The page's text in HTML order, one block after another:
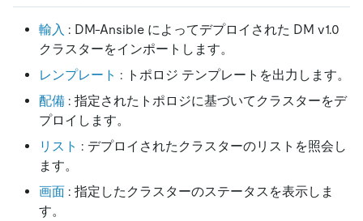
輸入 : DM-Ansible によってデプロイされた DM v1.0
クラスターをインポートします。
レンプレート : トポロジ テンプレートを出力します。
配備 : 指定されたトポロジに基づいてクラスターをデ
プロイします。
リスト : デプロイされたクラスターのリストを照会し
ます。
画面 : 指定したクラスターのステータスを表示しま
す。